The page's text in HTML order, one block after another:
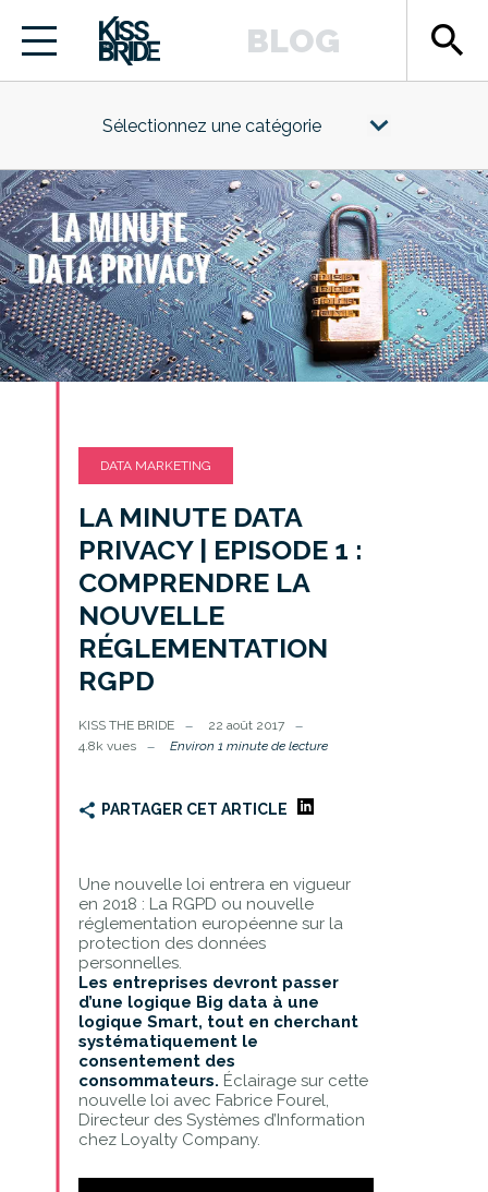
BLOG search
Sélectionnez une catégorie
DATA MARKETING
LA MINUTE DATA
PRIVACY | EPISODE 1 :
COMPRENDRE LA
NOUVELLE
RÉGLEMENTATION
RGPD
KISS THE BRIDE
22 août 2017
4.8k vues
Environ 1 minute de lecture
PARTAGER CET ARTICLE
Une nouvelle loi entrera en vigueur
en 2018 : La RGPD ou nouvelle
réglementation européenne sur la
protection des données
personnelles.
Les entreprises devront passer
d’une logique Big data à une
logique Smart, tout en cherchant
systématiquement le
consentement des
consommateurs. Éclairage sur cette
nouvelle loi avec Fabrice Fourel,
Directeur des Systèmes d’Information
chez Loyalty Company.